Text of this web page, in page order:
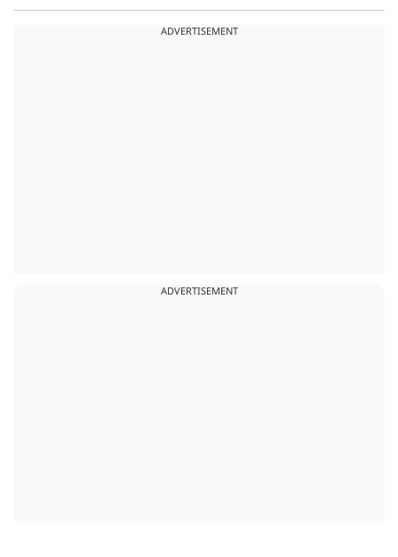
ADVERTISEMENT
ADVERTISEMENT